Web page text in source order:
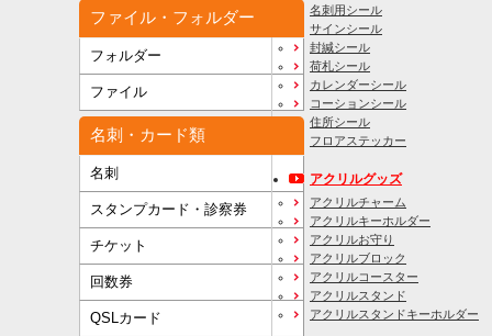
ファイル・フォルダー
フォルダー
ファイル
名刺・カード類
名刺
スタンプカード・診察券
チケット
回数券
QSLカード
名刺用シール
サインシール
封緘シール
荷札シール
カレンダーシール
コーションシール
住所シール
フロアステッカー
アクリルグッズ
アクリルチャーム
アクリルキーホルダー
アクリルお守り
アクリルブロック
アクリルコースター
アクリルスタンド
アクリルスタンドキーホルダー